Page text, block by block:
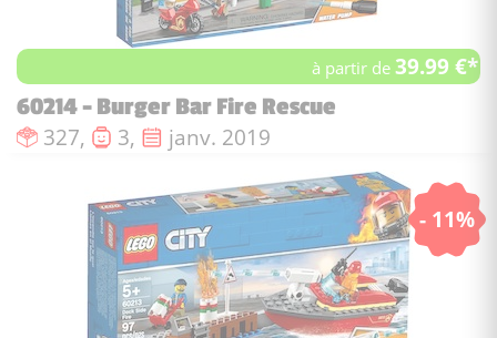
à partir de39.99 €*
60214 - Burger Bar Fire Rescue
Nombre de pièces :
327, Nombre de figurines :
3, Date de sortie :
janv. 2019
- 11%